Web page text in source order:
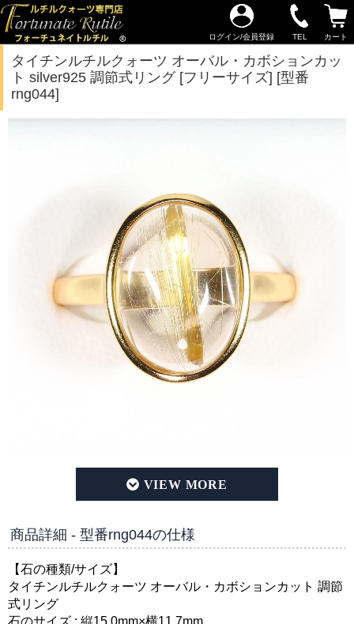
ログイン/会員登録 TEL カート
タイチンルチルクォーツ オーバル・カボションカッ
ト silver925 調節式リング [フリーサイズ] [型番
rng044]
タイチンルチルクォーツ オーバル・カボションカッ
商品詳細 - 型番rng044の仕様
【石の種類/サイズ】
タイチンルチルクォーツ オーバル・カボションカット 調節
式リング
石のサイズ : 縦15.0mm×横11.7mm